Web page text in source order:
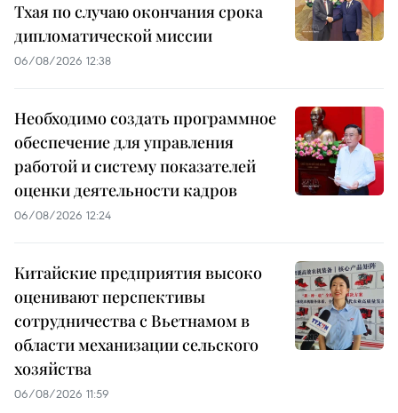
Тхая по случаю окончания срока
дипломатической миссии
06/08/2026 12:38
Необходимо создать программное
обеспечение для управления
работой и систему показателей
оценки деятельности кадров
06/08/2026 12:24
Китайские предприятия высоко
оценивают перспективы
сотрудничества с Вьетнамом в
области механизации сельского
хозяйства
06/08/2026 11:59